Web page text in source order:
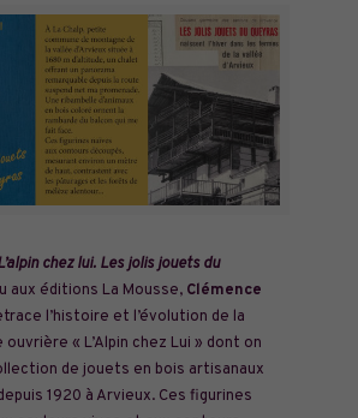
chez lui. Les jolis jouets du
aux éditions La Mousse, Clémence
l’histoire et l’évolution de la
« L’Alpin chez Lui » dont on
de jouets en bois artisanaux
1920 à Arvieux. Ces figurines